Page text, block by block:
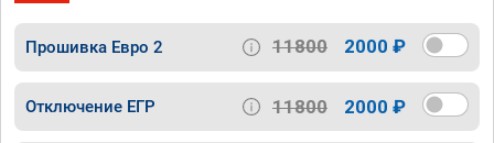
Прошивка Евро 2 11800 2000 ₽
Отключение ЕГР 11800 2000 ₽